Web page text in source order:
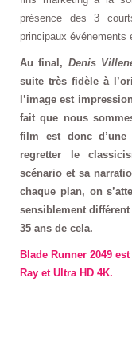
présence des 3
principaux événements
Au final, Denis
suite très fidèle à
l’image est
fait que nous
film est donc
regretter le
scénario et sa
chaque plan, on
sensiblement
35 ans de cela.
Blade Runner 2049
Ray et Ultra HD 4K.